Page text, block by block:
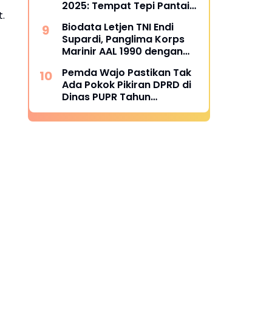
2025: Tempat Tepi Pantai
Engagement
Biodata Letjen TNI Endi
Supardi, Panglima Korps
Marinir AAL 1990 dengan
Pemda Wajo Pastikan Tak
Ada Pokok Pikiran DPRD di
Dinas PUPR Tahun
Anggaran 2026